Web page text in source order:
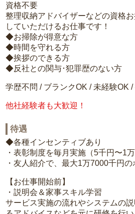
資格不要
整理収納アドバイザーなどの資格
していただけるお仕事です！
◆お掃除が得意な方
◆時間を守れる方
◆挨拶のできる方
◆反社との関与･犯罪歴のない方
学歴不問 / ブランクOK / 未経験OK
他社経験者も大歓迎！
待遇
◆各種インセンティブあり
・表彰制度を毎月実施（5千円〜1
・友人紹介で、最大1万7000千円
【お仕事開始前】
・説明会＆家事スキル学習
サービス実施の流れやシステムの